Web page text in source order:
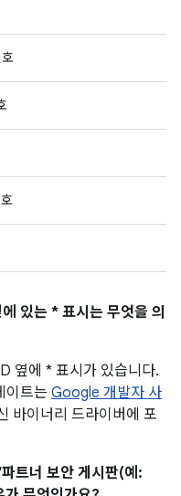
있는 * 표시는 무엇을 의
옆에 * 표시가 있습니다.
이트는 Google 개발자 사
바이너리 드라이버에 포
트너 보안 게시판(예: